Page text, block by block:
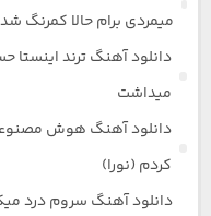
میمردی برام حالا کمرنگ
دانلود آهنگ ترند
میداشت
دانلود آهنگ هوش
کردم (نورا)
دانلود آهنگ سروم درد